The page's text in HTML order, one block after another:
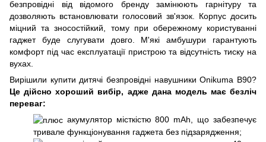
безпровідні від відомого бренду замінюють гарнітуру та
дозволяють встановлювати голосовий зв'язок. Корпус досить
міцний та зносостійкий, тому при обережному користуванні
гаджет буде слугувати довго. М'які амбушури гарантують
комфорт під час експлуатації пристрою та відсутність тиску на
вухах.
Вирішили купити дитячі безпровідні навушники Onikuma B90?
Це дійсно хороший вибір, адже дана модель має безліч
переваг:
акумулятор місткістю 800 mAh, що забезпечує
тривале функціонування гаджета без підзарядження;